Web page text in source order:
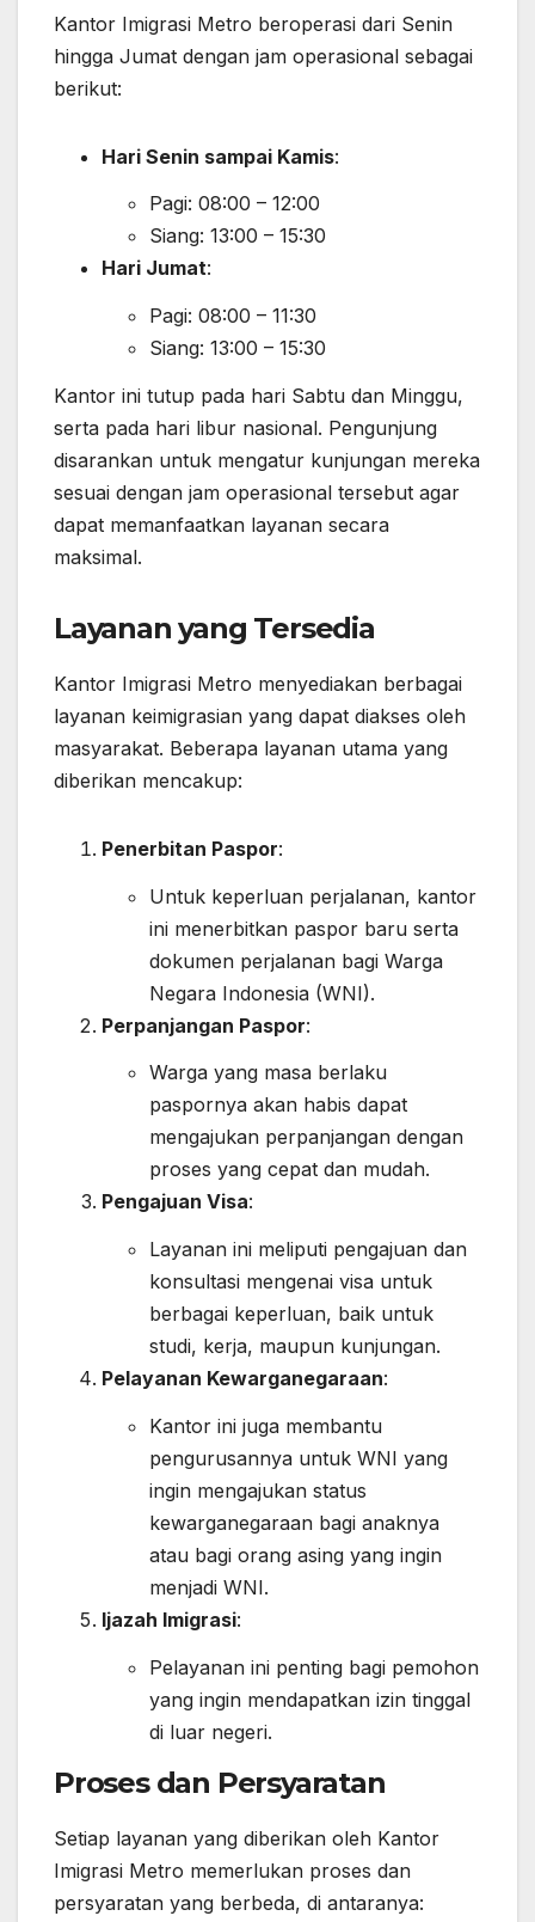
Kantor Imigrasi Metro beroperasi dari Senin
hingga Jumat dengan jam operasional sebagai
berikut:
Hari Senin sampai Kamis:
Pagi: 08:00 – 12:00
Siang: 13:00 – 15:30
Hari Jumat:
Pagi: 08:00 – 11:30
Siang: 13:00 – 15:30
Kantor ini tutup pada hari Sabtu dan Minggu,
serta pada hari libur nasional. Pengunjung
disarankan untuk mengatur kunjungan mereka
sesuai dengan jam operasional tersebut agar
dapat memanfaatkan layanan secara
maksimal.
Layanan yang Tersedia
Kantor Imigrasi Metro menyediakan berbagai
layanan keimigrasian yang dapat diakses oleh
masyarakat. Beberapa layanan utama yang
diberikan mencakup:
Penerbitan Paspor:
Untuk keperluan perjalanan, kantor
ini menerbitkan paspor baru serta
dokumen perjalanan bagi Warga
Negara Indonesia (WNI).
Perpanjangan Paspor:
Warga yang masa berlaku
paspornya akan habis dapat
mengajukan perpanjangan dengan
proses yang cepat dan mudah.
Pengajuan Visa:
Layanan ini meliputi pengajuan dan
konsultasi mengenai visa untuk
berbagai keperluan, baik untuk
studi, kerja, maupun kunjungan.
Pelayanan Kewarganegaraan:
Kantor ini juga membantu
pengurusannya untuk WNI yang
ingin mengajukan status
kewarganegaraan bagi anaknya
atau bagi orang asing yang ingin
menjadi WNI.
Ijazah Imigrasi:
Pelayanan ini penting bagi pemohon
yang ingin mendapatkan izin tinggal
di luar negeri.
Proses dan Persyaratan
Setiap layanan yang diberikan oleh Kantor
Imigrasi Metro memerlukan proses dan
persyaratan yang berbeda, di antaranya: